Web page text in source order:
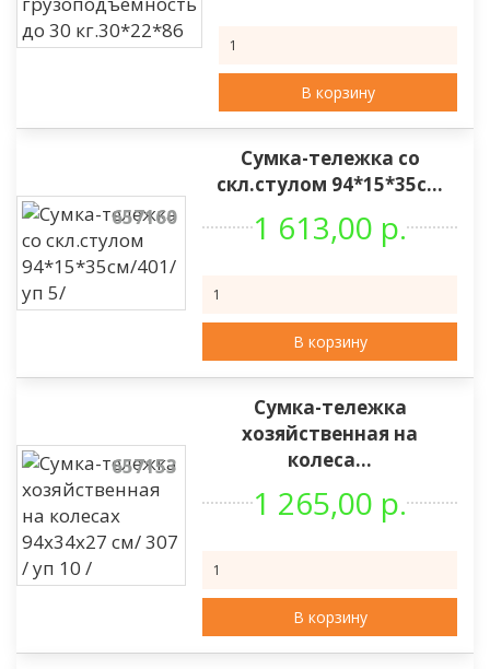
В корзину
657160
Сумка-тележка со
скл.стулом 94*15*35с...
1 613,00 р.
В корзину
657153
Сумка-тележка
хозяйственная на
колеса...
1 265,00 р.
В корзину